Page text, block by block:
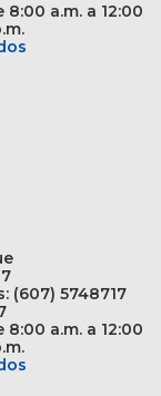
a.m. a 12:00
(607) 5748717
a.m. a 12:00